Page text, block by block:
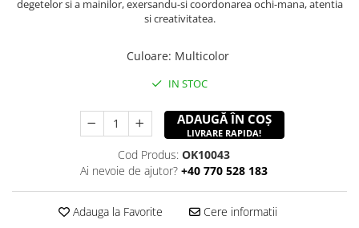
degetelor si a mainilor, exersandu-si coordonarea ochi-mana, atentia
si creativitatea.
Culoare: Multicolor
IN STOC
ADAUGĂ ÎN COȘ
LIVRARE RAPIDA!
Cod Produs: OK10043
Ai nevoie de ajutor? +40 770 528 183
Adauga la Favorite Cere informatii